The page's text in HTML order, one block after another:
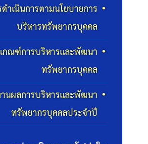
ำเนินการตามนโยบายการ
บริหารทรัพยากรบุคคล
กณฑ์การบริหารและพัฒนา
ทรัพยากรบุคคล
นผลการบริหารและพัฒนา
ทรัพยากรบุคคลประจำปี